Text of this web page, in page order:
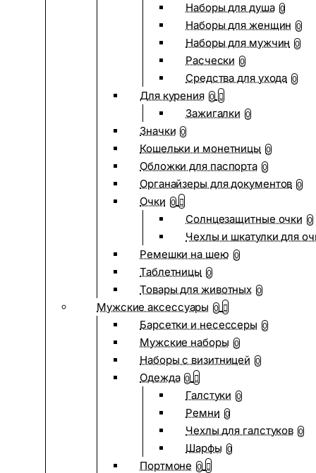
Наборы для душа 0
Наборы для женщин 0
Наборы для мужчин 0
Расчески 0
Средства для ухода 0
Для курения 0
Зажигалки 0
Значки 0
Кошельки и монетницы 0
Обложки для паспорта 0
Органайзеры для документов 0
Очки 0
Солнцезащитные очки 0
Чехлы и шкатулки для
Ремешки на шею 0
Таблетницы 0
Товары для животных 0
Мужские аксессуары 0
Барсетки и несессеры 0
Мужские наборы 0
Наборы с визитницей 0
Одежда 0
Галстуки 0
Ремни 0
Чехлы для галстуков 0
Шарфы 0
Портмоне 0